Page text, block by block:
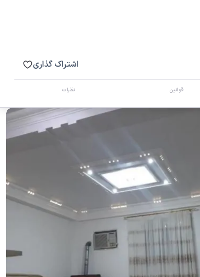
قوانین نظرات
اشتراک گذاری